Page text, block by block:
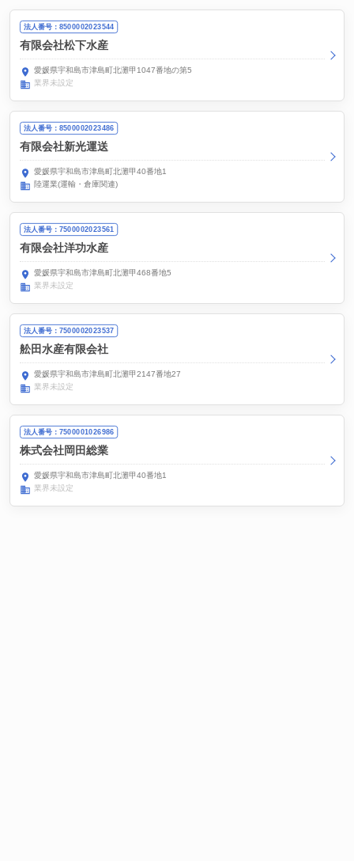
法人番号：8500002023544
有限会社松下水産
愛媛県宇和島市津島町北灘甲1047番地の第5
業界未設定
法人番号：8500002023486
有限会社新光運送
愛媛県宇和島市津島町北灘甲40番地1
陸運業(運輸・倉庫関連)
法人番号：7500002023561
有限会社洋功水産
愛媛県宇和島市津島町北灘甲468番地5
業界未設定
法人番号：7500002023537
舩田水産有限会社
愛媛県宇和島市津島町北灘甲2147番地27
業界未設定
法人番号：7500001026986
株式会社岡田総業
愛媛県宇和島市津島町北灘甲40番地1
業界未設定